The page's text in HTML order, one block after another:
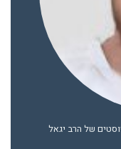
של הרב יגאל